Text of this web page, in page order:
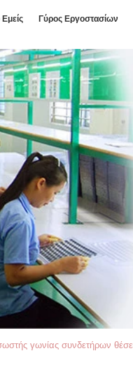
Γύρος Εργοστασίων
γωνίας συνδετήρων